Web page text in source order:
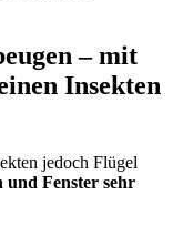
– mit
Insekten
jedoch Flügel
und Fenster sehr